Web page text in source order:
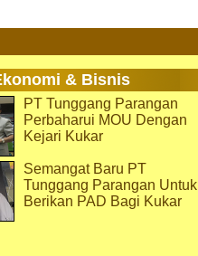
& Bisnis
PT Tunggang Parangan
Perbaharui MOU Dengan
Kejari Kukar
Semangat Baru PT
Tunggang Parangan Untuk
Berikan PAD Bagi Kukar